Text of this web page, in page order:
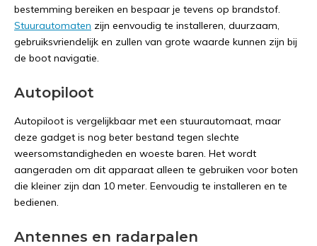
bestemming bereiken en bespaar je tevens op brandstof.
Stuurautomaten zijn eenvoudig te installeren, duurzaam,
gebruiksvriendelijk en zullen van grote waarde kunnen zijn bij
de boot navigatie.
Autopiloot
Autopiloot is vergelijkbaar met een stuurautomaat, maar
deze gadget is nog beter bestand tegen slechte
weersomstandigheden en woeste baren. Het wordt
aangeraden om dit apparaat alleen te gebruiken voor boten
die kleiner zijn dan 10 meter. Eenvoudig te installeren en te
bedienen.
Antennes en radarpalen